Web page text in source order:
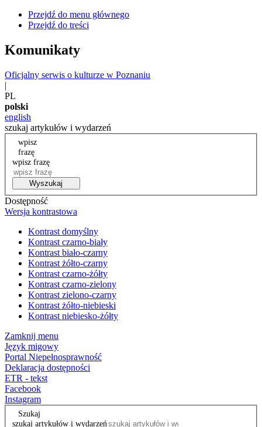
Przejdź do menu głównego
Przejdź do treści
Komunikaty
Oficjalny serwis o kulturze w Poznaniu
|
PL
polski
english
szukaj artykułów i wydarzeń
wpisz
frazę
wpisz frazę
Wyszukaj
Dostępność
Wersja kontrastowa
Kontrast domyślny
Kontrast czarno-biały
Kontrast biało-czarny
Kontrast żółto-czarny
Kontrast czarno-żółty
Kontrast czarno-zielony
Kontrast zielono-czarny
Kontrast żółto-niebieski
Kontrast niebiesko-żółty
Zamknij menu
Język migowy
Portal Niepełnosprawność
Deklaracja dostępności
ETR - tekst
Facebook
Instagram
Szukaj
szukaj artykułów i wydarzeń